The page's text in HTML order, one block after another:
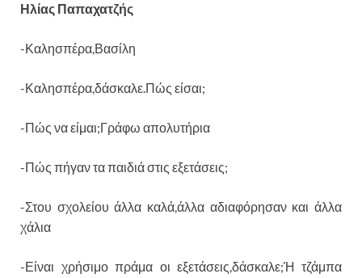
Ηλίας Παπαχατζής
-Καλησπέρα,Βασίλη
-Καλησπέρα,δάσκαλε.Πώς είσαι;
-Πώς να είμαι;Γράφω απολυτήρια
-Πώς πήγαν τα παιδιά στις εξετάσεις;
-Στου σχολείου άλλα καλά,άλλα αδιαφόρησαν και άλλα
χάλια
-Είναι χρήσιμο πράμα οι εξετάσεις,δάσκαλε;Ή τζάμπα